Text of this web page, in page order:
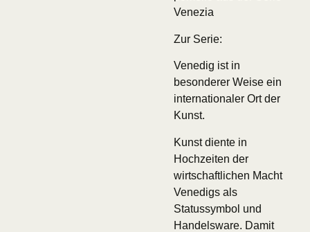
Venezia
Zur Serie:
Venedig ist in
besonderer Weise ein
internationaler Ort der
Kunst.
Kunst diente in
Hochzeiten der
wirtschaftlichen Macht
Venedigs als
Statussymbol und
Handelsware. Damit